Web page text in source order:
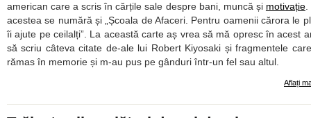
american care a scris în cărțile sale despre bani, muncă și motivație.
acestea se numără și „Școala de Afaceri. Pentru oamenii cărora le
îi ajute pe ceilalți”. La această carte aș vrea să mă opresc în acest
să scriu câteva citate de-ale lui Robert Kiyosaki și fragmentele
rămas în memorie și m-au pus pe gânduri într-un fel sau altul.
Aflați